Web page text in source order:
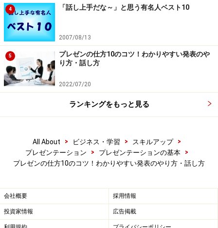
「ポイント3つでお話ししますね」
「ここまでのお話を、ある事例と照らし合わせて解説し
ます」
と、こんな予告を多用すると、聞き手からわかりやすい
話し方だと思われるようになります。
一文が長くなると、それだけで話はわかりにくくなりま
す。「～で、～で、～で」と続けてしまうのではなく
けていったほうが、ずっとわかりやすくなります。た
だ、一文が長くなるというのは、本人に自覚症状がない
ことがほとんど。自分で意識してみるとよいでしょう。
4 「話し上手だな～」と思う有名人ベスト10
2007/08/13
5
プレゼンの仕方10のコツ！わかりやすい発表のや
り方・話し方
2022/07/20
ランキングをもっと見る
All About > ビジネス・学習 > スキルアップ
>
プレゼンテーション
> プレゼンテーションの基本
>
プレゼンの仕方10のコツ！わかりやすい発表のやり方・話し方
会社概要 採用情報
投資家情報 広告掲載